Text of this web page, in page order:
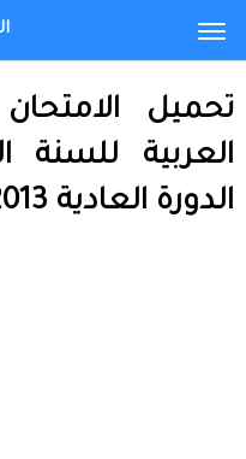
تحميل
العربية للسنة
الدورة العادية 2013